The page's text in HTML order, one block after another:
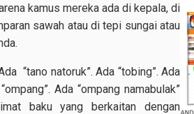
kamus mereka ada di kepala, di
sawah atau di tepi sungai atau
“tano natoruk”. Ada “tobing”. Ada
Ada “ompang namabulak”
baku yang berkaitan dengan